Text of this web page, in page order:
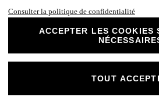
370 g/m²
Formats disponibles :
Livret : 14,5 x 29,4 cm (Ouvert) /
(Fermé)
Format A6 portrait : 10,5 x 14 cm
Consulter la politique de confidentialité
ACCEPTER LES COOKIES
TOUT